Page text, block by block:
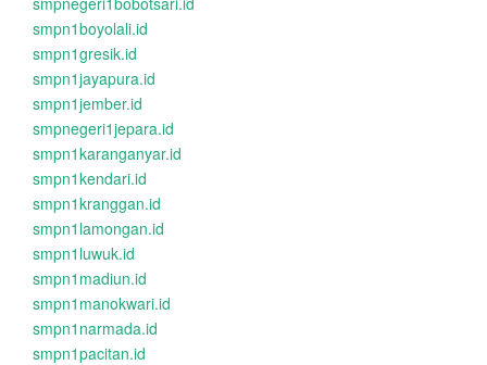
smpn1boyolali.id
smpn1gresik.id
smpn1jayapura.id
smpn1jember.id
smpnegeri1jepara.id
smpn1karanganyar.id
smpn1kendari.id
smpn1kranggan.id
smpn1lamongan.id
smpn1luwuk.id
smpn1madiun.id
smpn1manokwari.id
smpn1narmada.id
smpn1pacitan.id